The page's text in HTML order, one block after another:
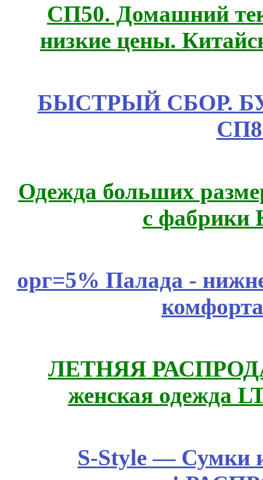
СП50. Домашний
низкие цены.
БЫСТРЫЙ СБОР.
Одежда больших
с фабрики
орг=5% Палада -
ЛЕТНЯЯ
женская одежда
S-Style — Сумки